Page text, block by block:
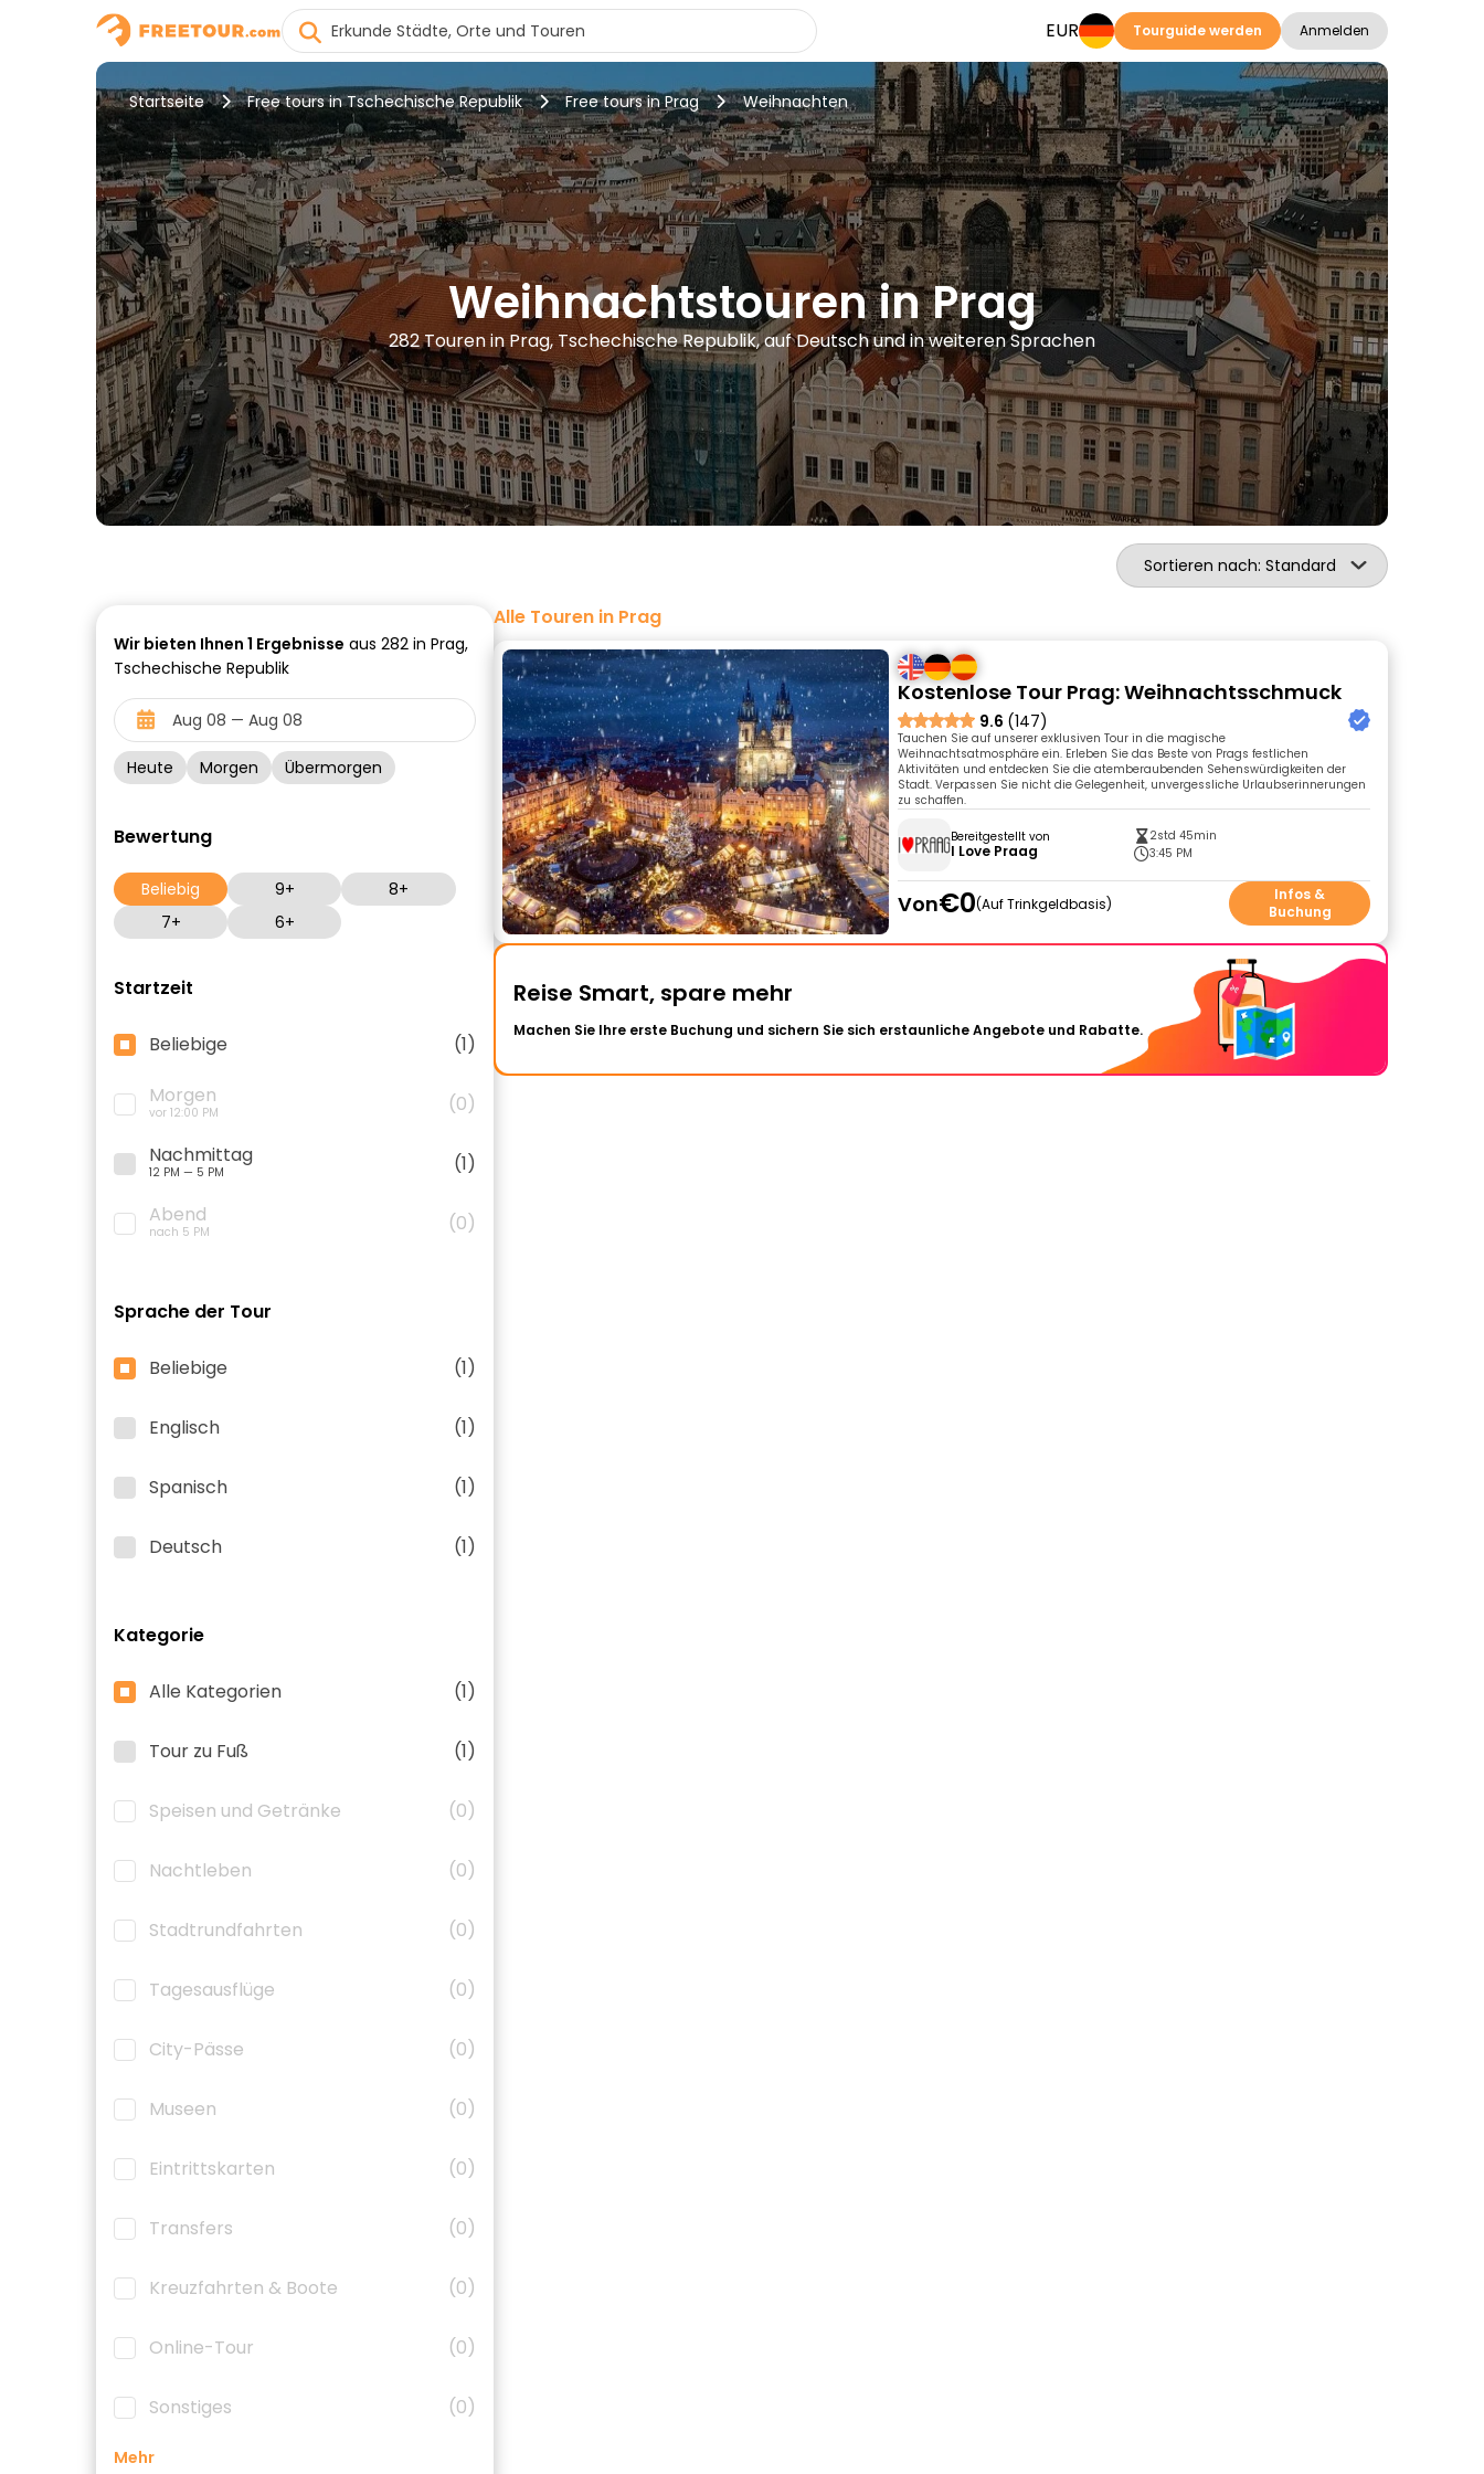
EUR Tourguide werden Anmelden
Startseite Free tours in Tschechische Republik Free tours in Prag Weihnachten
Weihnachtstouren in Prag
282 Touren in Prag, Tschechische Republik, auf Deutsch und in weiteren Sprachen
Sortieren nach: Standard
Wir bieten Ihnen 1 Ergebnisse aus 282 in Prag,
Tschechische Republik
Heute Morgen Übermorgen
Bewertung
Beliebig 9+
8+
7+
6+
Startzeit
Beliebige
(1)
Morgen
vor 12:00 PM
(0)
Nachmittag
12 PM — 5 PM
(1)
Abend
nach 5 PM (0)
Sprache der Tour
Beliebige (1)
Englisch (1)
Spanisch (1)
Deutsch (1)
Kategorie
Alle Kategorien (1)
Tour zu Fuß (1)
Speisen und Getränke (0)
Nachtleben (0)
Stadtrundfahrten (0)
Tagesausflüge (0)
City-Pässe (0)
Museen (0)
Eintrittskarten (0)
Transfers (0)
Kreuzfahrten & Boote (0)
Online-Tour (0)
Sonstiges (0)
Mehr
Alle Touren in Prag
Kostenlose Tour Prag: Weihnachtsschmuck
9.6 (147)
Tauchen Sie auf unserer exklusiven Tour in die magische
Weihnachtsatmosphäre ein. Erleben Sie das Beste von Prags festlichen
Aktivitäten und entdecken Sie die atemberaubenden Sehenswürdigkeiten der
Stadt. Verpassen Sie nicht die Gelegenheit, unvergessliche Urlaubserinnerungen
zu schaffen.
Bereitgestellt von
I Love Praag
2std 45min
3:45 PM
Von€0 Auf Trinkgeldbasis
Infos &
Buchung
Reise Smart, spare mehr
Machen Sie Ihre erste Buchung und sichern Sie sich erstaunliche Angebote und Rabatte.